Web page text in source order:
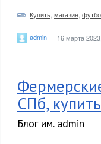
Купить магазин
admin 16 марта
СПб,
Блог им. admin